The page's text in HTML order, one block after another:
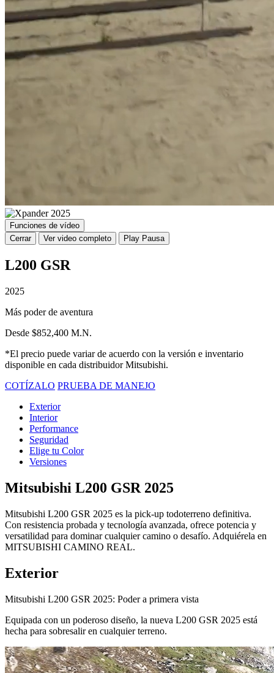
Funciones de vídeo
Cerrar
Ver video completo Play Pausa
L200 GSR
2025
Más poder de aventura
Desde $852,400 M.N.
*El precio puede variar de acuerdo con la versión e inventario
disponible en cada distribuidor Mitsubishi.
COTÍZALO PRUEBA DE MANEJO
Exterior
Interior
Performance
Seguridad
Elige tu Color
Versiones
Mitsubishi L200 GSR 2025
Mitsubishi L200 GSR 2025 es la pick-up todoterreno definitiva.
Con resistencia probada y tecnología avanzada, ofrece potencia y
versatilidad para dominar cualquier camino o desafío. Adquiérela en
MITSUBISHI CAMINO REAL.
Exterior
Mitsubishi L200 GSR 2025: Poder a primera vista
Equipada con un poderoso diseño, la nueva L200 GSR 2025 está
hecha para sobresalir en cualquier terreno.